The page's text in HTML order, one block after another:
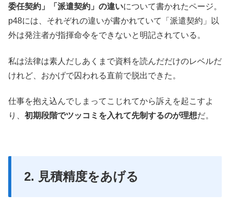
委任契約」「派遣契約」の違いについて書かれたページ。
p48には、それぞれの違いが書かれていて「派遣契約」以
外は発注者が指揮命令をできないと明記されている。
私は法律は素人だしあくまで資料を読んだだけのレベルだ
けれど、おかげで囚われる直前で脱出できた。
仕事を抱え込んでしまってこじれてから訴えを起こすよ
り、 初期段階でツッコミを入れて先制するのが理想だ。
2. 見積精度をあげる